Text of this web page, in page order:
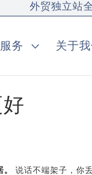
外贸独立站
务 关于
说话不端架子，你